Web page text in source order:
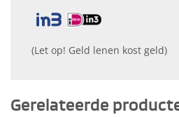
(Let op! Geld lenen kost geld)
Gerelateerde